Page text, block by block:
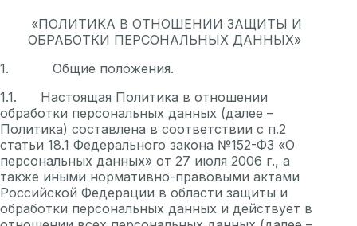
«ПОЛИТИКА В ОТНОШЕНИИ ЗАЩИТЫ И
ОБРАБОТКИ ПЕРСОНАЛЬНЫХ ДАННЫХ»
1. Общие положения.
1.1. Настоящая Политика в отношении
обработки персональных данных (далее –
Политика) составлена в соответствии с п.2
статьи 18.1 Федерального закона №152-ФЗ «О
персональных данных» от 27 июля 2006 г., а
также иными нормативно-правовыми актами
Российской Федерации в области защиты и
обработки персональных данных и действует в